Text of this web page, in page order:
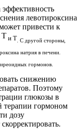
левотироксина
привести к
Т и Т . С другой стороны,
натрия в печени.
гормонов.
снижению
Поэтому
глюкозы в
терапии гормоном
дозу